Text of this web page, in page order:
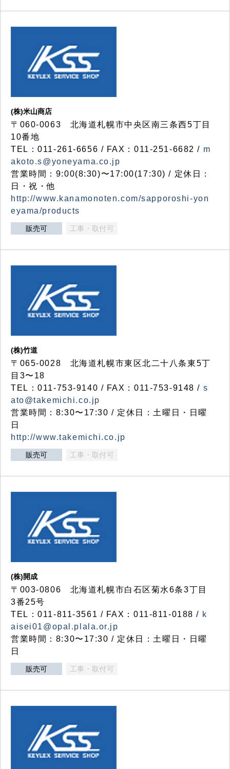
(株)米山商店
〒060-0063 北海道札幌市中央区南三条西5丁目
10番地
TEL：011-261-6656 / FAX：011-251-6682 / m
akoto.s@yoneyama.co.jp
営業時間：9:00(8:30)〜17:00(17:30) / 定休日：
日・祝・他
http://www.kanamonoten.com/sapporoshi-yon
eyama/products
販売可 工事・取付可
(株)竹道
〒065-0028 北海道札幌市東区北二十八条東5丁
目3〜18
TEL：011-753-9140 / FAX：011-753-9148 / s
ato@takemichi.co.jp
営業時間：8:30〜17:30 / 定休日：土曜日・日曜
日
http://www.takemichi.co.jp
販売可 工事・取付可
(株)開成
〒003-0806 北海道札幌市白石区菊水6条3丁目
3番25号
TEL：011-811-3561 / FAX：011-811-0188 / k
aisei01@opal.plala.or.jp
営業時間：8:30〜17:30 / 定休日：土曜日・日曜
日
販売可 工事・取付可